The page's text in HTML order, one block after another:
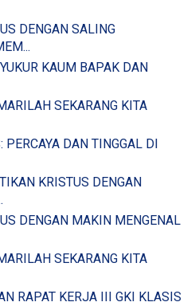
DENGAN SALING
KAUM BAPAK DAN
SEKARANG KITA
DAN TINGGAL DI
KRISTUS DENGAN
DENGAN MAKIN MENGENAL
SEKARANG KITA
RAPAT KERJA III GKI KLASIS